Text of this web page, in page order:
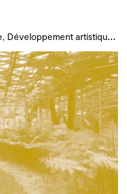
C
oncert, En famille, Développement artistique et culturel des territoires, Actions culturelles, B!ME 2024